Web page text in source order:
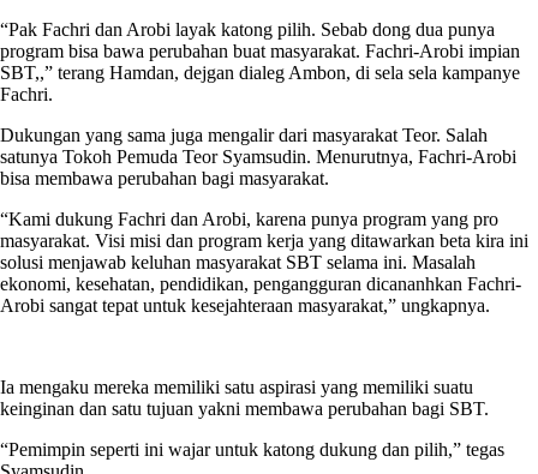
“Pak Fachri dan Arobi layak katong pilih. Sebab dong dua punya
program bisa bawa perubahan buat masyarakat. Fachri-Arobi impian
SBT,,” terang Hamdan, dejgan dialeg Ambon, di sela sela kampanye
Fachri.
Dukungan yang sama juga mengalir dari masyarakat Teor. Salah
satunya Tokoh Pemuda Teor Syamsudin. Menurutnya, Fachri-Arobi
bisa membawa perubahan bagi masyarakat.
“Kami dukung Fachri dan Arobi, karena punya program yang pro
masyarakat. Visi misi dan program kerja yang ditawarkan beta kira ini
solusi menjawab keluhan masyarakat SBT selama ini. Masalah
ekonomi, kesehatan, pendidikan, pengangguran dicananhkan Fachri-
Arobi sangat tepat untuk kesejahteraan masyarakat,” ungkapnya.
Ia mengaku mereka memiliki satu aspirasi yang memiliki suatu
keinginan dan satu tujuan yakni membawa perubahan bagi SBT.
“Pemimpin seperti ini wajar untuk katong dukung dan pilih,” tegas